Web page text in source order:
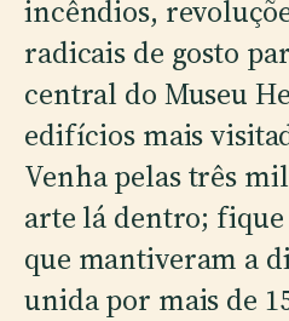
incêndios,
radicais de gosto
central do Museu
edifícios mais
Venha pelas três
arte lá dentro; fique
que mantiveram a
unida por mais de